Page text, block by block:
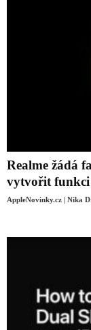
Realme žádá
vytvořit funkci
AppleNovinky.cz | Nika